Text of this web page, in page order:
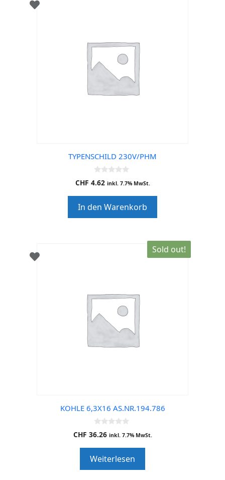
TYPENSCHILD 230V/PHM
0
o
o
f
5
CHF 4.62 inkl. 7.7% MwSt.
In den Warenkorb
Sold out!
KOHLE 6,3X16 AS.NR.194.786
0
o
o
f
5
CHF 36.26 inkl. 7.7% MwSt.
Weiterlesen